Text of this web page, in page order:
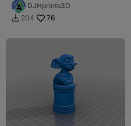
DJHprints3D
 204 76